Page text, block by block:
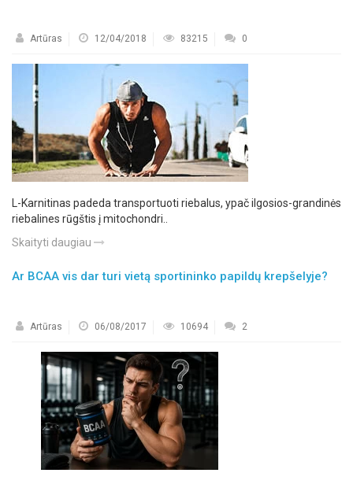
Artūras 12/04/2018 83215 0
L-Karnitinas padeda transportuoti riebalus, ypač ilgosios-grandinės
riebalines rūgštis į mitochondri..
Skaityti daugiau
Ar BCAA vis dar turi vietą sportininko papildų krepšelyje?
Artūras 06/08/2017 10694 2